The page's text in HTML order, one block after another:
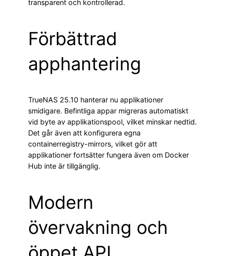
transparent och kontrollerad.
Förbättrad
apphantering
TrueNAS 25.10 hanterar nu applikationer
smidigare. Befintliga appar migreras automatiskt
vid byte av applikationspool, vilket minskar nedtid.
Det går även att konfigurera egna
containerregistry-mirrors, vilket gör att
applikationer fortsätter fungera även om Docker
Hub inte är tillgänglig.
Modern
övervakning och